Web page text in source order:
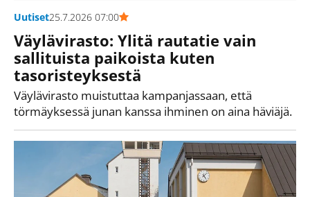
Uutiset25.7.2026 07:00
Väylävirasto: Ylitä rautatie vain
sallituista paikoista kuten
tasoristeyksestä
Väylävirasto muistuttaa kampanjassaan, että
törmäyksessä junan kanssa ihminen on aina häviäjä.